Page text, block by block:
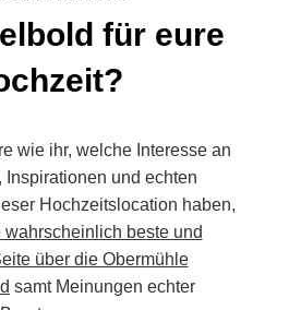
für eure
wie ihr, welche Interesse an
Inspirationen und echten
Hochzeitslocation haben,
wahrscheinlich beste und
über die Obermühle
samt Meinungen echter